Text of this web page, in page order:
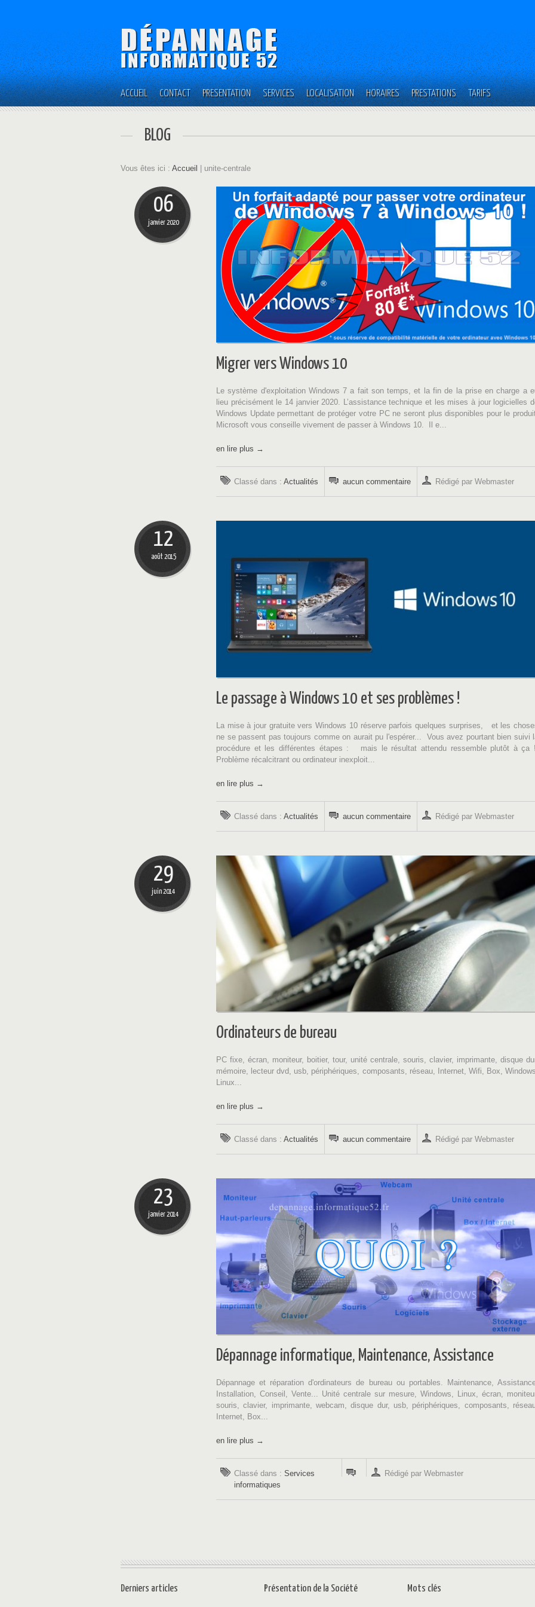
ACCUEIL CONTACT PRÉSENTATION SERVICES LOCALISATION HORAIRES PRESTATIONS TARIFS
BLOG
Vous êtes ici : Accueil | unite-centrale
06
janvier 2020
Migrer vers Windows 10
Le système d'exploitation Windows 7 a fait son temps, et la fin de la prise en charge a
lieu précisément le 14 janvier 2020. L’assistance technique et les mises à jour logicielles
Windows Update permettant de protéger votre PC ne seront plus disponibles pour le
Microsoft vous conseille vivement de passer à Windows 10. Il e...
en lire plus →
Classé dans : Actualités aucun commentaire Rédigé par Webmaster
12
août 2015
Le passage à Windows 10 et ses problèmes !
La mise à jour gratuite vers Windows 10 réserve parfois quelques surprises, et les
ne se passent pas toujours comme on aurait pu l'espérer... Vous avez pourtant bien suivi
procédure et les différentes étapes : mais le résultat attendu ressemble plutôt à ça !
Problème récalcitrant ou ordinateur inexploit...
en lire plus →
Classé dans : Actualités aucun commentaire Rédigé par Webmaster
29
juin 2014
Ordinateurs de bureau
PC fixe, écran, moniteur, boitier, tour, unité centrale, souris, clavier, imprimante, disque
mémoire, lecteur dvd, usb, périphériques, composants, réseau, Internet, Wifi, Box, Windows,
Linux...
en lire plus →
Classé dans : Actualités aucun commentaire Rédigé par Webmaster
23
janvier 2014
Dépannage informatique, Maintenance, Assistance
Dépannage et réparation d'ordinateurs de bureau ou portables. Maintenance,
Installation, Conseil, Vente... Unité centrale sur mesure, Windows, Linux, écran,
souris, clavier, imprimante, webcam, disque dur, usb, périphériques, composants,
Internet, Box...
en lire plus →
Classé dans : Services
informatiques
Rédigé par Webmaster
Derniers articles Présentation de la Société Mots clés